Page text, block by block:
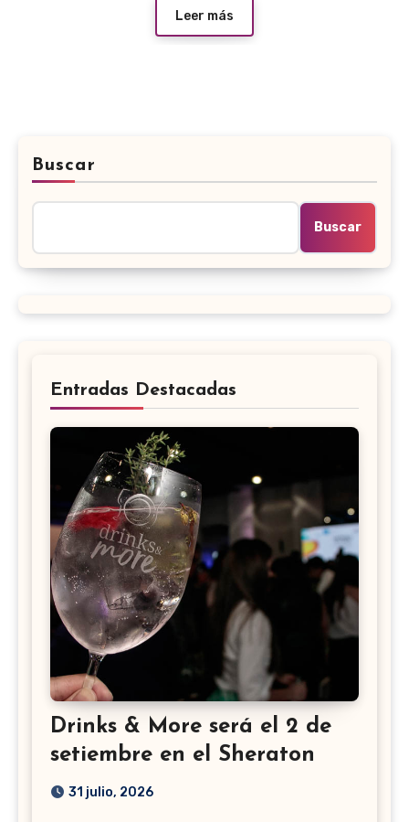
Leer más
Buscar
Buscar
Entradas Destacadas
Drinks & More será el 2 de
setiembre en el Sheraton
31 julio, 2026